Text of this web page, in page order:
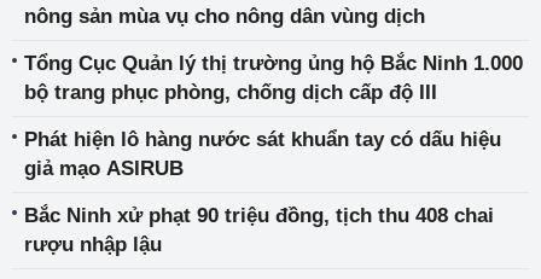
nông sản mùa vụ cho nông dân vùng dịch
Tổng Cục Quản lý thị trường ủng hộ Bắc Ninh 1.000
bộ trang phục phòng, chống dịch cấp độ III
Phát hiện lô hàng nước sát khuẩn tay có dấu hiệu
giả mạo ASIRUB
Bắc Ninh xử phạt 90 triệu đồng, tịch thu 408 chai
rượu nhập lậu